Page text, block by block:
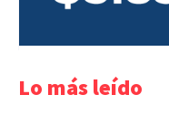
Lo más leído